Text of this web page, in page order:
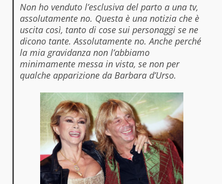
Non ho venduto l’esclusiva del parto a una tv,
assolutamente no. Questa è una notizia che è
uscita così, tanto di cose sui personaggi se ne
dicono tante. Assolutamente no. Anche perché
la mia gravidanza non l’abbiamo
minimamente messa in vista, se non per
qualche apparizione da Barbara d’Urso.